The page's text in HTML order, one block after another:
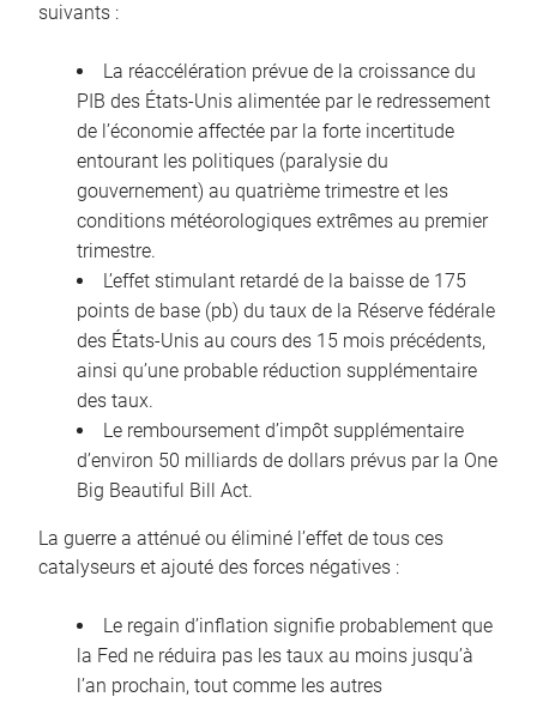
suivants :
La réaccélération prévue de la croissance du
PIB des États-Unis alimentée par le redressement
de l’économie affectée par la forte incertitude
entourant les politiques (paralysie du
gouvernement) au quatrième trimestre et les
conditions météorologiques extrêmes au premier
trimestre.
L’effet stimulant retardé de la baisse de 175
points de base (pb) du taux de la Réserve fédérale
des États-Unis au cours des 15 mois précédents,
ainsi qu’une probable réduction supplémentaire
des taux.
Le remboursement d’impôt supplémentaire
d’environ 50 milliards de dollars prévus par la One
Big Beautiful Bill Act.
La guerre a atténué ou éliminé l’effet de tous ces
catalyseurs et ajouté des forces négatives :
Le regain d’inflation signifie probablement que
la Fed ne réduira pas les taux au moins jusqu’à
l’an prochain, tout comme les autres